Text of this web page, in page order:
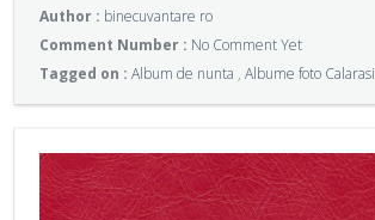
Author : binecuvantare ro
Comment Number : No Comment Yet
Tagged on : Album de nunta , Albume foto Calarasi